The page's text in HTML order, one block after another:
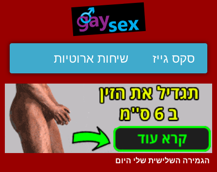
סקס גייז שיחות ארוטיות
הגמירה השלישית שלי היום